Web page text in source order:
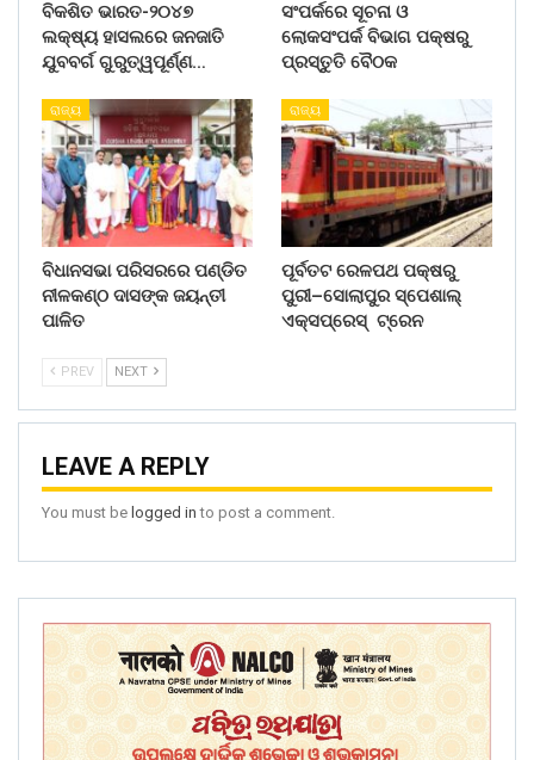
ବିକଶିତ ଭାରତ-୨୦୪୭
ଲକ୍ଷ୍ୟ ହାସଲରେ ଜନଜାତି
ଯୁବବର୍ଗ ଗୁରୁତ୍ୱପୂର୍ଣ୍ଣ…
ସଂପର୍କରେ ସୂଚନା ଓ
ଲୋକସଂପର୍କ ବିଭାଗ ପକ୍ଷରୁ
ପ୍ରସ୍ତୁତି ବୈଠକ
ରାଜ୍ୟ
ବିଧାନସଭା ପରିସରରେ ପଣ୍ଡିତ
ନୀଳକଣ୍ଠ ଦାସଙ୍କ ଜୟନ୍ତୀ
ପାଳିତ
ରାଜ୍ୟ
ପୂର୍ବତଟ ରେଳପଥ ପକ୍ଷରୁ
ପୁରୀ–ସୋଲାପୁର ସ୍ପେଶାଲ୍
ଏକ୍ସପ୍ରେସ୍ ଟ୍ରେନ
PREV NEXT
LEAVE A REPLY
You must be logged in to post a comment.